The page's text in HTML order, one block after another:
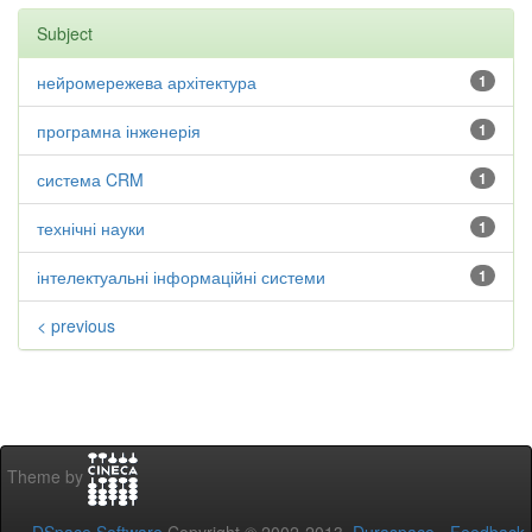
Subject
1
нейромережева архітектура
1
програмна інженерія
1
система CRM
1
технічні науки
1
інтелектуальні інформаційні системи
< previous
Theme by